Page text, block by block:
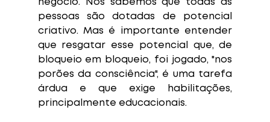
negócio. Nós sabemos que todas as
pessoas são dotadas de potencial
criativo. Mas é importante entender
que resgatar esse potencial que, de
bloqueio em bloqueio, foi jogado, "nos
porões da consciência", é uma tarefa
árdua e que exige habilitações,
principalmente educacionais.